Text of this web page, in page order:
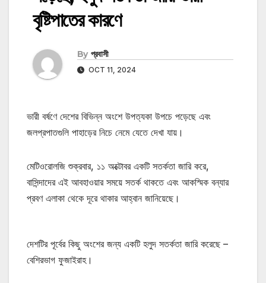
বৃষ্টিপাতের কারণে
By প্রবাসী
OCT 11, 2024
ভারী বর্ষণে দেশের বিভিন্ন অংশে উপত্যকা উপচে পড়েছে এবং
জলপ্রপাতগুলি পাহাড়ের নিচে নেমে যেতে দেখা যায়।
মেটিওরোলজি শুক্রবার, ১১ অক্টোবর একটি সতর্কতা জারি করে,
বাসিন্দাদের এই আবহাওয়ার সময়ে সতর্ক থাকতে এবং আকস্মিক বন্যার
প্রবণ এলাকা থেকে দূরে থাকার আহ্বান জানিয়েছে।
দেশটির পূর্বের কিছু অংশের জন্য একটি হলুদ সতর্কতা জারি করেছে –
বেশিরভাগ ফুজাইরাহ।